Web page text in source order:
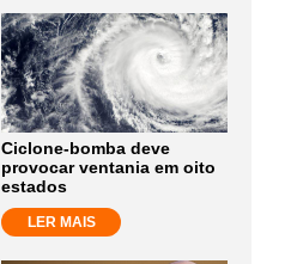
Ciclone-bomba deve
provocar ventania em oito
estados
LER MAIS